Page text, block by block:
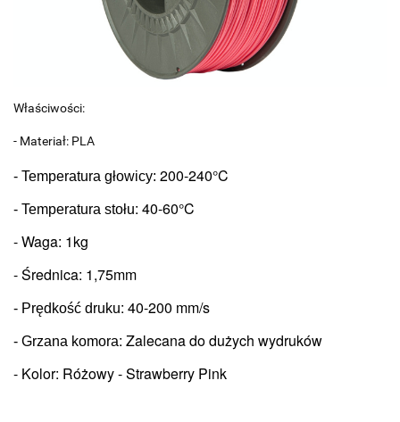
Właściwości:
- Materiał: PLA
- Temperatura głowicy: 200-240°C
- Temperatura stołu: 40-60°C
- Waga: 1kg
- Średnica: 1,75mm
- Prędkość druku: 40-200 mm/s
- Grzana komora: Zalecana do dużych wydruków
- Kolor: Różowy - Strawberry Pink